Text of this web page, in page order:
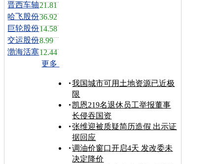
晋西车轴21.81
哈飞股份36.92
巨轮股份14.58
交运股份8.99
渤海活塞12.44
更多
我国城市可用土地资源已近极
限
凯恩219名退休员工举报董事
长侵吞国资
张维迎被质疑简历造假 出示证
据回应
调油价窗口开启4天 发改委未
决定降价